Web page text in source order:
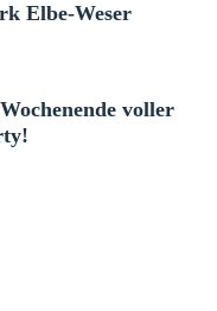
Elbe-Weser
voller